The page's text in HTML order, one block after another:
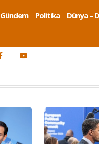
Gündem Politika Dünya –